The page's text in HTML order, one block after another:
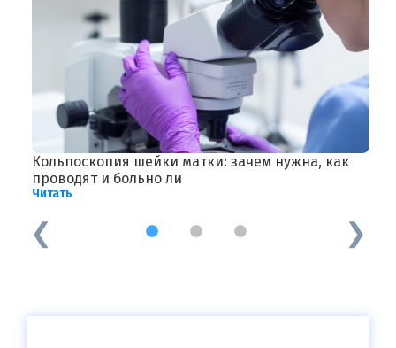
Кольпоскопия шейки матки: зачем нужна, как
проводят и больно ли
Читать
1 2 3